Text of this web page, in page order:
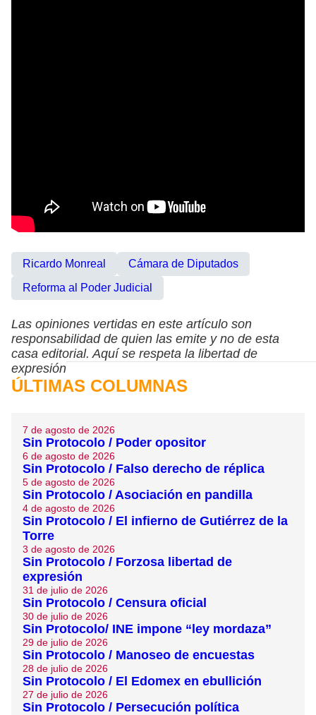
Ricardo Monreal
Cámara de Diputados
Reforma al Poder Judicial
Las opiniones vertidas en este artículo son
responsabilidad de quien las emite y no de esta
casa editorial. Aquí se respeta la libertad de
expresión
ÚLTIMAS COLUMNAS
7 de agosto de 2026
Sin Protocolo / Poder opositor
6 de agosto de 2026
Sin Protocolo / Falso derecho de réplica
5 de agosto de 2026
Sin Protocolo / Asociación en pandilla
4 de agosto de 2026
Sin Protocolo / El infierno de Gutiérrez de la
Torre
3 de agosto de 2026
Sin Protocolo / Forzosa libertad de
expresión
31 de julio de 2026
Sin Protocolo / Censura oficial
30 de julio de 2026
Sin Protocolo/ INE impone “ley mordaza”
29 de julio de 2026
Sin Protocolo / Manoseo de encuestas
28 de julio de 2026
Sin Protocolo / El Edomex en ebullición
27 de julio de 2026
Sin Protocolo / Persecución política